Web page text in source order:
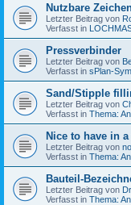
Nutzbare
Letzter Beitrag von
Verfasst in
Pressverbinder
Letzter Beitrag von
Verfasst in sPlan-
Sand/Stipple
Letzter Beitrag von
Verfasst in Thema:
Nice to have in
Letzter Beitrag von
Verfasst in Thema:
Bauteil-
Letzter Beitrag von
Verfasst in Thema: